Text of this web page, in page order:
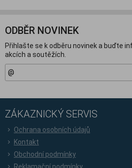
ODBĚR NOVINEK
Přihlašte se k odběru novinek a buďte
akcích a soutěžích.
ZÁKAZNICKÝ SERVIS
Ochrana osobních údajů
Kontakt
Obchodní podmínky
Reklamační podmínky